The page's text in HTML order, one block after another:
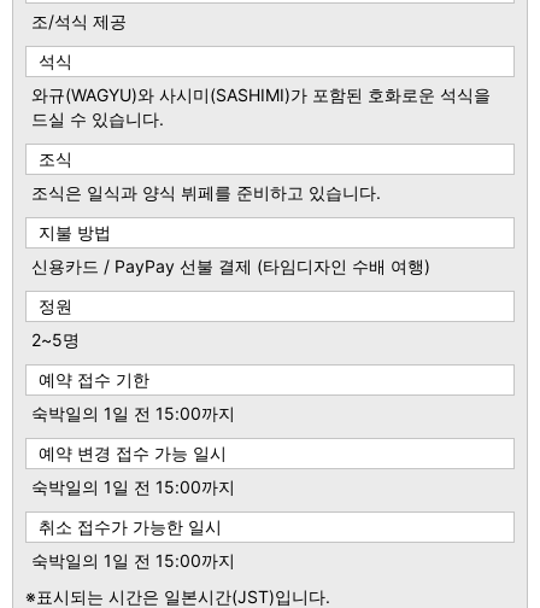
조/석식 제공
석식
와규(WAGYU)와 사시미(SASHIMI)가 포함된 호화로운 석식을
드실 수 있습니다.
조식
조식은 일식과 양식 뷔페를 준비하고 있습니다.
지불 방법
신용카드 / PayPay 선불 결제 (타임디자인 수배 여행)
정원
2~5명
예약 접수 기한
숙박일의 1일 전 15:00까지
예약 변경 접수 가능 일시
숙박일의 1일 전 15:00까지
취소 접수가 가능한 일시
숙박일의 1일 전 15:00까지
※표시되는 시간은 일본시간(JST)입니다.